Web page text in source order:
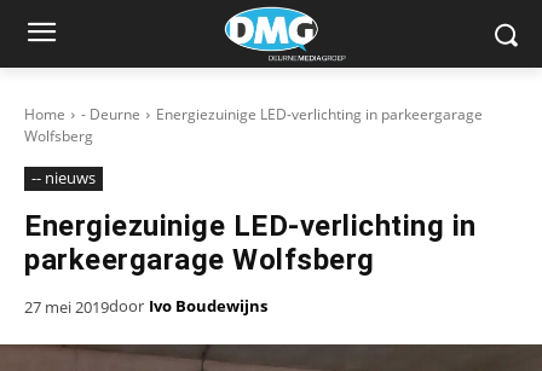
Home - Deurne
Energiezuinige LED-verlichting in parkeergarage
Wolfsberg
-- nieuws
Energiezuinige LED-verlichting in
parkeergarage Wolfsberg
27 mei 2019door Ivo Boudewijns